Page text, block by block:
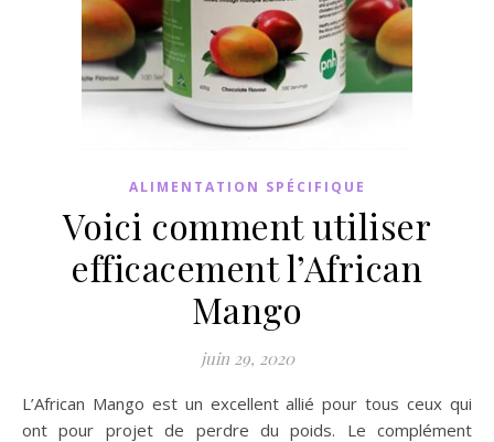
ALIMENTATION SPÉCIFIQUE
Voici comment utiliser
efficacement l’African
Mango
juin 29, 2020
L’African Mango est un excellent allié pour tous ceux qui
ont pour projet de perdre du poids. Le complément